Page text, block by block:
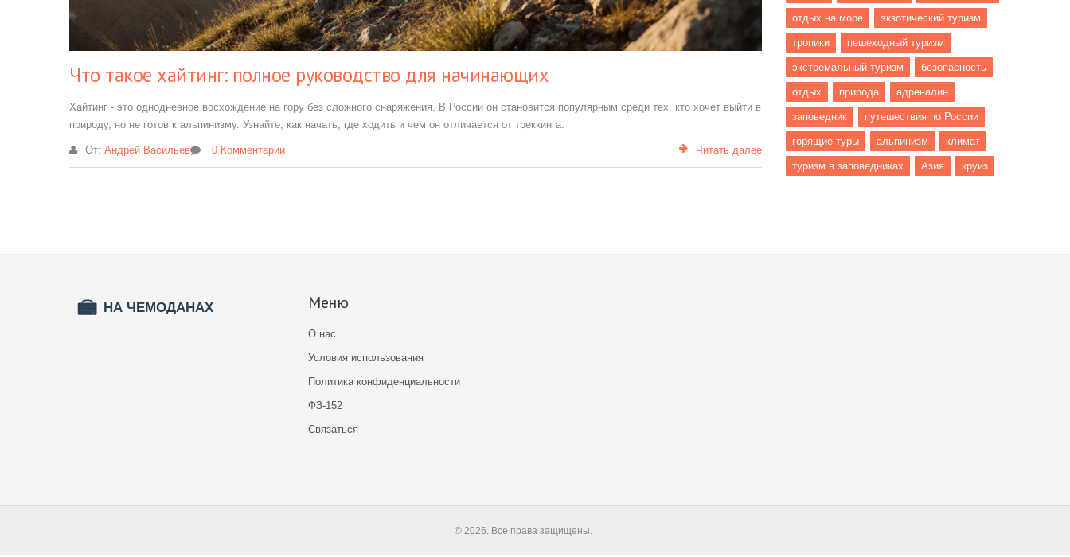
Что такое хайтинг: полное руководство для начинающих
Хайтинг - это однодневное восхождение на гору без сложного снаряжения. В России он становится популярным среди тех, кто хочет выйти в
природу, но не готов к альпинизму. Узнайте, как начать, где ходить и чем он отличается от треккинга.
От: Андрей Васильев 0 Комментарии Читать далее
отдых на море экзотический туризм
тропики пешеходный туризм
экстремальный туризм безопасность
отдых природа адреналин
заповедник путешествия по России
горящие туры альпинизм климат
туризм в заповедниках Азия круиз
Меню
О нас
Условия использования
Политика конфиденциальности
ФЗ-152
Связаться
© 2026. Все права защищены.